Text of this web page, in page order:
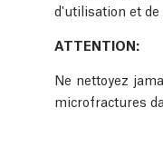
d'utilisation et
ATTENTION:
Ne nettoyez
microfractures